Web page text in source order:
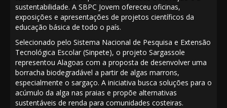
sustentabilidade. A SBPC Jovem ofereceu oficinas,
exposições e apresentações de projetos científicos da
educação básica de todo o país.
Selecionado pelo Sistema Nacional de Pesquisa e Extensão
Tecnológica Escolar (Sinpete), o projeto Sargassole
representou Alagoas com a proposta de desenvolver uma
borracha biodegradável a partir de algas marrons,
especialmente o sargaço. A iniciativa busca soluções para o
acúmulo da alga nas praias e propõe alternativas
sustentáveis de renda para comunidades costeiras.